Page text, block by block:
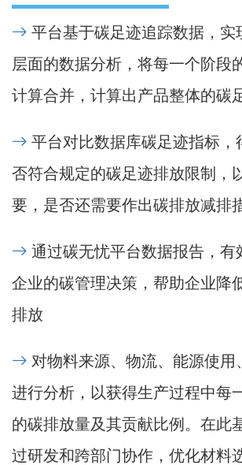
平台基于碳足迹追踪数据，实
层面的数据分析，将每一个阶段
计算合并，计算出产品整体的碳
平台对比数据库碳足迹指标，
否符合规定的碳足迹排放限制，
要，是否还需要作出碳排放减排
通过碳无忧平台数据报告，有
企业的碳管理决策，帮助企业降
排放
对物料来源、物流、能源使用
进行分析，以获得生产过程中每
的碳排放量及其贡献比例。在此
过研发和跨部门协作，优化材料